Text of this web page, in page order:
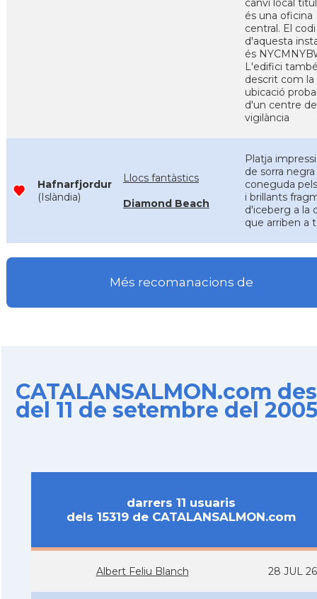
canvi local
és una oficina
central. El
d'aquesta
és
L'edifici
descrit com la
ubicació
d'un centre de
vigilància
Hafnarfjordur
(Islàndia)
Llocs fantàstics
Diamond Beach
Platja
de sorra negra
coneguda
i brillants
d'iceberg a la
que arriben a
Més recomanacions de
CATALANSALMON.com des
del 11 de setembre del
darrers 11 usuaris
dels 15319 de CATALANSALMON.com
Albert Feliu Blanch 28 JUL 26